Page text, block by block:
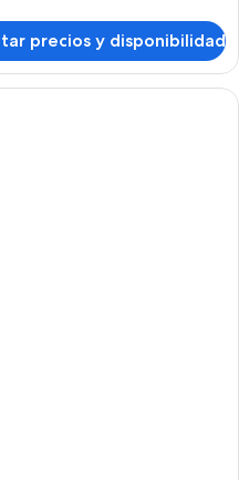
precios y disponibilidad